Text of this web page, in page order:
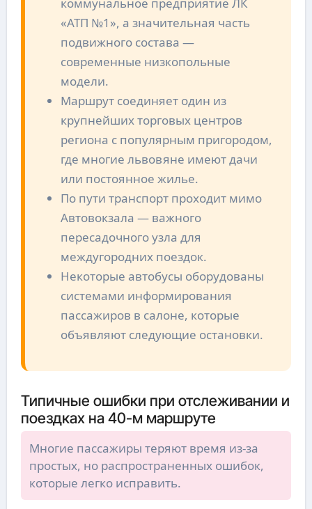
«АТП №1», а значительная часть
подвижного состава —
современные низкопольные
модели.
Маршрут соединяет один из
крупнейших торговых центров
региона с популярным пригородом,
где многие львовяне имеют дачи
или постоянное жилье.
По пути транспорт проходит мимо
Автовокзала — важного
пересадочного узла для
междугородних поездок.
Некоторые автобусы оборудованы
системами информирования
пассажиров в салоне, которые
объявляют следующие остановки.
Типичные ошибки при отслеживании и
поездках на 40-м маршруте
Многие пассажиры теряют время из-за
простых, но распространенных ошибок,
которые легко исправить.